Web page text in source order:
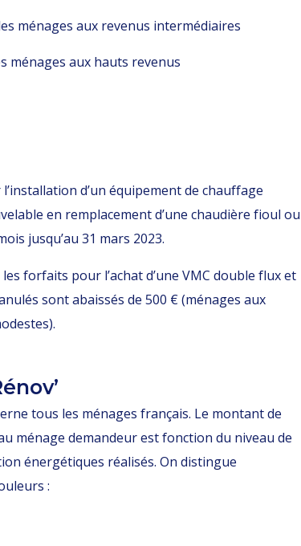
ménages aux revenus intermédiaires
ménages aux hauts revenus
d’un équipement de chauffage
en remplacement d’une chaudière fioul ou
jusqu’au 31 mars 2023.
forfaits pour l’achat d’une VMC double flux et
sont abaissés de 500 € (ménages aux
tous les ménages français. Le montant de
ménage demandeur est fonction du niveau de
énergétiques réalisés. On distingue
: